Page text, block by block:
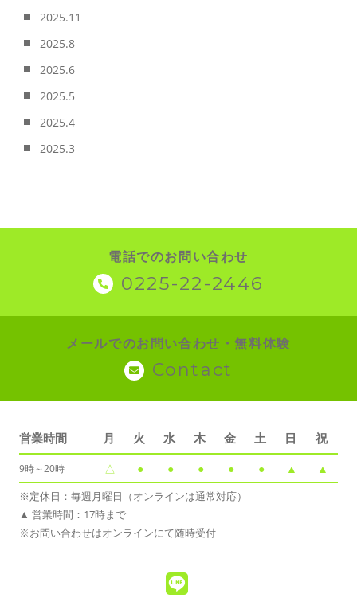
2025.11
2025.8
2025.6
2025.5
2025.4
2025.3
電話でのお問い合わせ
0225-22-2446
メールでのお問い合わせ・無料体験
Contact
営業時間 月 火 水 木 金 土 日 祝
9時～20時 △ ● ● ● ● ● ▲ ▲
※定休日：毎週月曜日（オンラインは通常対応）
▲ 営業時間：17時まで
※お問い合わせはオンラインにて随時受付